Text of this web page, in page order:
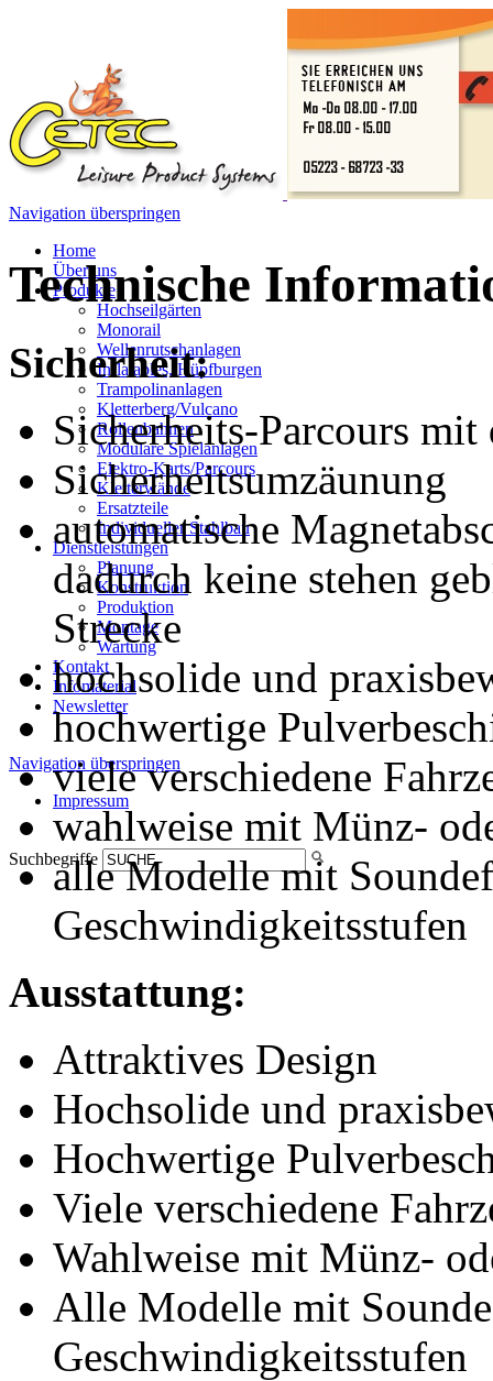
Navigation überspringen
Home
Über uns
Produkte
Hochseilgärten
Monorail
Wellenrutschanlagen
Inflatables, Hüpfburgen
Trampolinanlagen
Kletterberg/Vulcano
Rollenbahnen
Modulare Spielanlagen
Elektro-Karts/Parcours
Kletterwände
Ersatzteile
Individueller Stahlbau
Dienstleistungen
Planung
Konstruktion
Produktion
Montage
Wartung
Kontakt
Infomaterial
Newsletter
Navigation überspringen
Impressum
Suchbegriffe
Technische
Sicherheit:
Sicherheits-Parcours
Sicherheitsumzäunung
automatische
dadurch keine stehen
Strecke
hochsolide und
hochwertige
viele verschiedene
wahlweise mit Münz-
alle Modelle mit
Geschwindigkeitsstufen
Ausstattung:
Attraktives Design
Hochsolide und
Hochwertige
Viele verschiedene
Wahlweise mit Münz-
Alle Modelle mit
Geschwindigkeitsstufen